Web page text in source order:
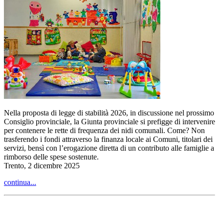
Nella proposta di legge di stabilità 2026, in discussione nel prossimo
Consiglio provinciale, la Giunta provinciale si prefigge di intervenire
per contenere le rette di frequenza dei nidi comunali. Come? Non
trasferendo i fondi attraverso la finanza locale ai Comuni, titolari dei
servizi, bensì con l’erogazione diretta di un contributo alle famiglie a
rimborso delle spese sostenute.
Trento, 2 dicembre 2025
continua...